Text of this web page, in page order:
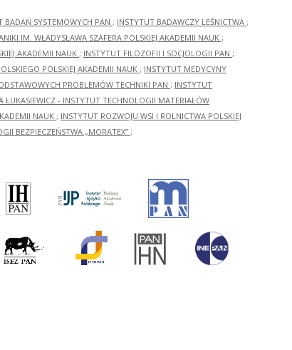
BADAŃ SYSTEMOWYCH PAN ; INSTYTUT BADAWCZY LEŚNICTWA ;
IM. WŁADYSŁAWA SZAFERA POLSKIEJ AKADEMII NAUK ;
AKADEMII NAUK ; INSTYTUT FILOZOFII I SOCJOLOGII PAN ;
POLSKIEJ AKADEMII NAUK ; INSTYTUT MEDYCYNY
PROBLEMÓW TECHNIKI PAN ; INSTYTUT
ŁUKASIEWICZ - INSTYTUT TECHNOLOGII MATERIAŁÓW
NAUK ; INSTYTUT ROZWOJU WSI I ROLNICTWA POLSKIEJ
BEZPIECZEŃSTWA „MORATEX” ;